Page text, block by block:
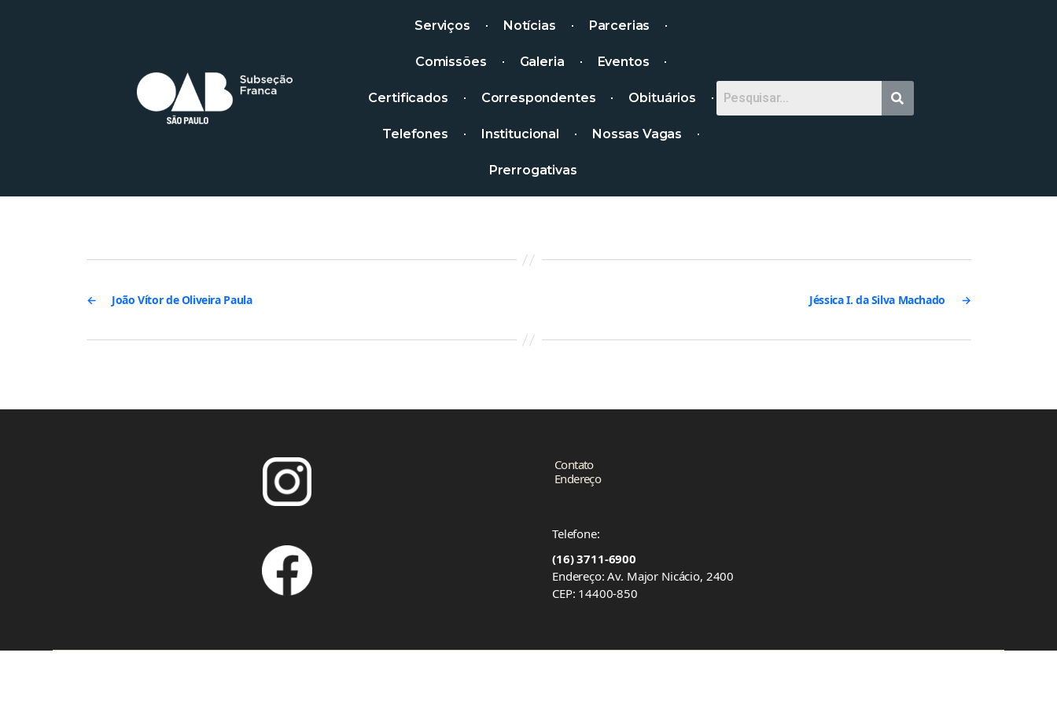
Serviços Notícias Parcerias
Comissões Galeria Eventos
Certificados Correspondentes Obituários
Telefones Institucional Nossas Vagas
Prerrogativas
← João Vítor de Oliveira Paula →
Jéssica I. da Silva Machado
Contato
Endereço
Telefone:
(16) 3711-6900
Endereço: Av. Major Nicácio, 2400
CEP: 14400-850